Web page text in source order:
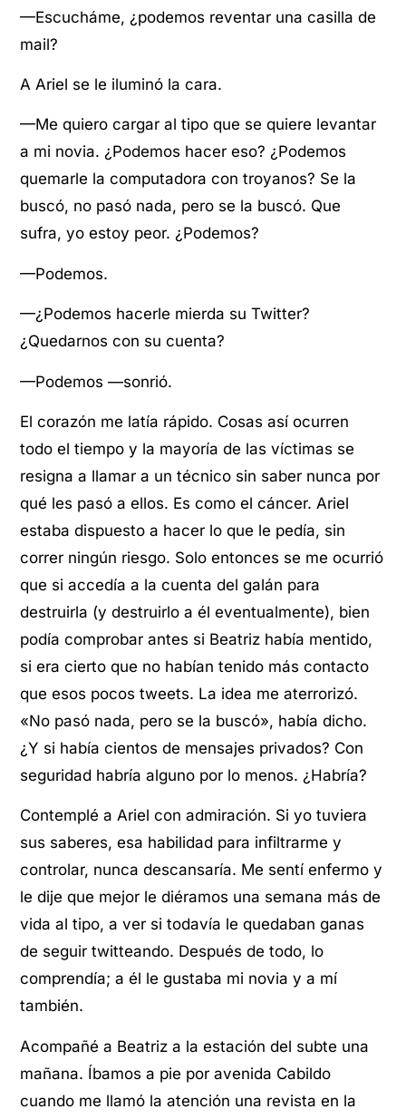
—Escucháme, ¿podemos reventar una casilla de
mail?
A Ariel se le iluminó la cara.
—Me quiero cargar al tipo que se quiere levantar
a mi novia. ¿Podemos hacer eso? ¿Podemos
quemarle la computadora con troyanos? Se la
buscó, no pasó nada, pero se la buscó. Que
sufra, yo estoy peor. ¿Podemos?
—Podemos.
—¿Podemos hacerle mierda su Twitter?
¿Quedarnos con su cuenta?
—Podemos —sonrió.
El corazón me latía rápido. Cosas así ocurren
todo el tiempo y la mayoría de las víctimas se
resigna a llamar a un técnico sin saber nunca por
qué les pasó a ellos. Es como el cáncer. Ariel
estaba dispuesto a hacer lo que le pedía, sin
correr ningún riesgo. Solo entonces se me ocurrió
que si accedía a la cuenta del galán para
destruirla (y destruirlo a él eventualmente), bien
podía comprobar antes si Beatriz había mentido,
si era cierto que no habían tenido más contacto
que esos pocos tweets. La idea me aterrorizó.
«No pasó nada, pero se la buscó», había dicho.
¿Y si había cientos de mensajes privados? Con
seguridad habría alguno por lo menos. ¿Habría?
Contemplé a Ariel con admiración. Si yo tuviera
sus saberes, esa habilidad para infiltrarme y
controlar, nunca descansaría. Me sentí enfermo y
le dije que mejor le diéramos una semana más de
vida al tipo, a ver si todavía le quedaban ganas
de seguir twitteando. Después de todo, lo
comprendía; a él le gustaba mi novia y a mí
también.
Acompañé a Beatriz a la estación del subte una
mañana. Íbamos a pie por avenida Cabildo
cuando me llamó la atención una revista en la